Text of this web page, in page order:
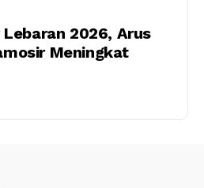
Lebaran 2026, Arus
Meningkat